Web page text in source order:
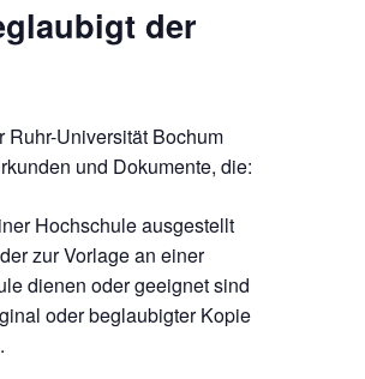
der
Ruhr-Universität Bochum
und Dokumente, die:
Hochschule ausgestellt
zur Vorlage an einer
dienen oder geeignet sind
oder beglaubigter Kopie